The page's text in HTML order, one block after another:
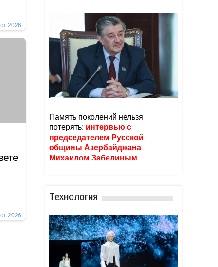
2026
2026
Память поколений нельзя
потерять: интервью с
председателем Русской
общины Азербайджана
Михаилом Забелиным
Тexнoлoгия